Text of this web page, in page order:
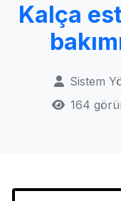
Kalça
Sistem
164